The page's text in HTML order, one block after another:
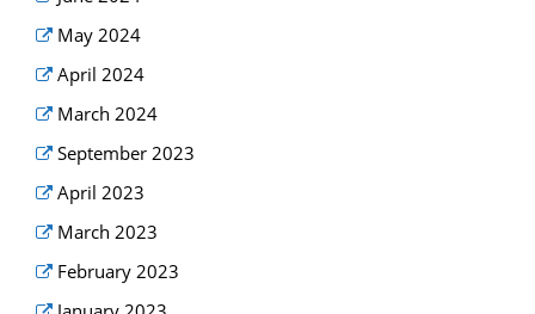
May 2024
April 2024
March 2024
September 2023
April 2023
March 2023
February 2023